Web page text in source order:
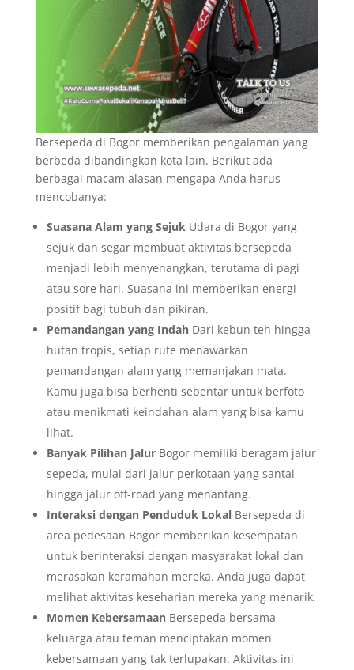
Bersepeda di Bogor memberikan pengalaman yang
berbeda dibandingkan kota lain. Berikut ada
berbagai macam alasan mengapa Anda harus
mencobanya:
Suasana Alam yang Sejuk Udara di Bogor yang
sejuk dan segar membuat aktivitas bersepeda
menjadi lebih menyenangkan, terutama di pagi
atau sore hari. Suasana ini memberikan energi
positif bagi tubuh dan pikiran.
Pemandangan yang IndahDari kebun teh hingga
hutan tropis, setiap rute menawarkan
pemandangan alam yang memanjakan mata.
Kamu juga bisa berhenti sebentar untuk berfoto
atau menikmati keindahan alam yang bisa kamu
lihat.
Banyak Pilihan JalurBogor memiliki beragam jalur
sepeda, mulai dari jalur perkotaan yang santai
hingga jalur off-road yang menantang.
Interaksi dengan Penduduk LokalBersepeda di
area pedesaan Bogor memberikan kesempatan
untuk berinteraksi dengan masyarakat lokal dan
merasakan keramahan mereka. Anda juga dapat
melihat aktivitas keseharian mereka yang menarik.
Momen KebersamaanBersepeda bersama
keluarga atau teman menciptakan momen
kebersamaan yang tak terlupakan. Aktivitas ini